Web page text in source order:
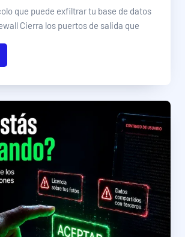
que puede exfiltrar tu base de datos
Cierra los puertos de salida que